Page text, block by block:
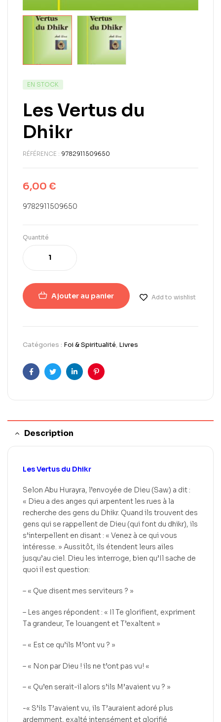
EN STOCK
Les Vertus du
Dhikr
RÉFÉRENCE : 9782911509650
6,00 €
9782911509650
Quantité
Ajouter au panier Add to wishlist
Catégories : Foi & Spiritualité, Livres
FacebookTwitterLinkedInPinterest
Description
Les Vertus du Dhikr
Selon Abu Hurayra, l’envoyée de Dieu (Saw) a dit :
« Dieu a des anges qui arpentent les rues à la
recherche des gens du Dhikr. Quand ils trouvent des
gens qui se rappellent de Dieu (qui font du dhikr), ils
s’interpellent en disant : « Venez à ce qui vous
intéresse. » Aussitôt, ils étendent leurs ailes
jusqu’au ciel. Dieu les interroge, bien qu’Il sache de
quoi il est question:
– « Que disent mes serviteurs ? »
– Les anges répondent : « Il Te glorifient, expriment
Ta grandeur, Te louangent et T’exaltent »
– « Est ce qu’ils M’ont vu ? »
– « Non par Dieu ! ils ne t’ont pas vu! «
– « Qu’en serait-il alors s’ils M’avaient vu ? »
-« S’ils T’avaient vu, ils T’auraient adoré plus
ardemment, exalté intensément et glorifié